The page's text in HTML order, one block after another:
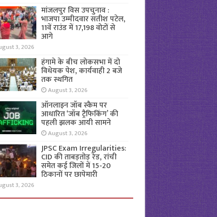
मांजलपुर विस उपचुनाव :
भाजपा उम्मीदवार सतीश पटेल,
11वें राउंड में 17,198 वोटों से
आगे
3, 2026
हंगामे के बीच लोकसभा में दो
विधेयक पेश, कार्यवाही 2 बजे
तक स्थगित
August 3, 2026
ऑनलाइन जॉब स्कैम पर
आधारित ‘जॉब ट्रैफिकिंग’ की
पहली झलक आयी सामने
August 3, 2026
JPSC Exam Irregularities:
CID की ताबड़तोड़ रेड, रांची
समेत कई जिलों में 15-20
ठिकानों पर छापेमारी
3, 2026